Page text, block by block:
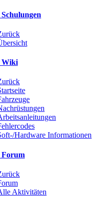
Wiki
Hardware Informationen
Aktivitäten